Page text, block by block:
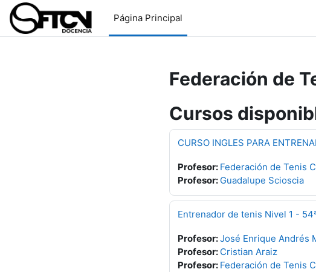
Salta al contenido principal
Página Principal
Federación de
Cursos
CURSO INGLES PARA
Profesor: Federación de Tenis
Profesor: Guadalupe Scioscia
Entrenador de tenis Nivel 1 -
Profesor:José Enrique Andrés
Profesor: Cristian Araiz
Profesor: Federación de Tenis